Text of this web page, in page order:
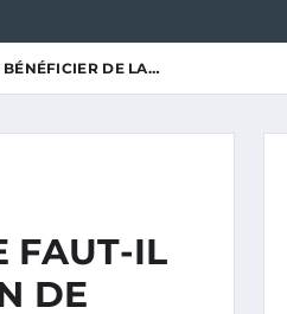
BÉNÉFICIER DE LA…
FAUT-IL
DE